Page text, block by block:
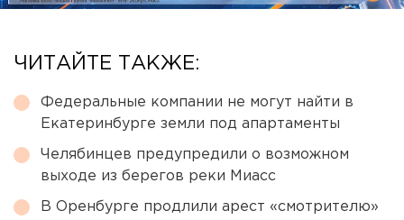
ЧИТАЙТЕ ТАКЖЕ:
Федеральные компании не могут найти в
Екатеринбурге земли под апартаменты
Челябинцев предупредили о возможном
выходе из берегов реки Миасс
В Оренбурге продлили арест «смотрителю»